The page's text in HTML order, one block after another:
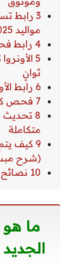
3 رابط
مواليد 2025
4 رابط فحص مساعدات الوكالة
5
ثوانٍ
6 رابط الأونروا للمساعدات المالية
7 فحص كابونات الوكالة برقم الهوية
8
متكاملة
9 كيف
(شرح
10 نصائح مهمة لضمان قبول طلبك من أول مرة
ما هو